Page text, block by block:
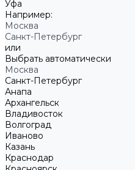
Уфа
Например:
Москва
Санкт-Петербург
или
Выбрать автоматически
Москва
Санкт-Петербург
Анапа
Архангельск
Владивосток
Волгоград
Иваново
Казань
Краснодар